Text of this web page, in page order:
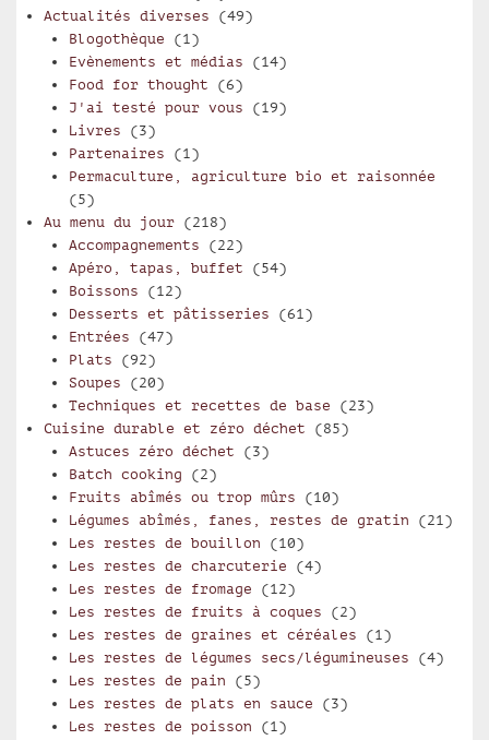
Actualités diverses (49)
Blogothèque (1)
Evènements et médias (14)
Food for thought (6)
J'ai testé pour vous (19)
Livres (3)
Partenaires (1)
Permaculture, agriculture bio et raisonnée
(5)
Au menu du jour (218)
Accompagnements (22)
Apéro, tapas, buffet (54)
Boissons (12)
Desserts et pâtisseries (61)
Entrées (47)
Plats (92)
Soupes (20)
Techniques et recettes de base (23)
Cuisine durable et zéro déchet (85)
Astuces zéro déchet (3)
Batch cooking (2)
Fruits abîmés ou trop mûrs (10)
Légumes abîmés, fanes, restes de gratin (21)
Les restes de bouillon (10)
Les restes de charcuterie (4)
Les restes de fromage (12)
Les restes de fruits à coques (2)
Les restes de graines et céréales (1)
Les restes de légumes secs/légumineuses (4)
Les restes de pain (5)
Les restes de plats en sauce (3)
Les restes de poisson (1)